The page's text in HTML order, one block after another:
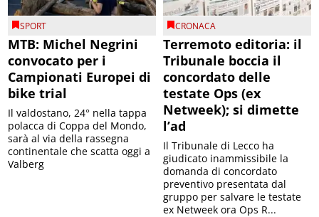
SPORT
MTB: Michel Negrini
convocato per i
Campionati Europei di
bike trial
Il valdostano, 24° nella tappa
polacca di Coppa del Mondo,
sarà al via della rassegna
continentale che scatta oggi a
Valberg
CRONACA
Terremoto editoria: il
Tribunale boccia il
concordato delle
testate Ops (ex
Netweek); si dimette
l’ad
Il Tribunale di Lecco ha
giudicato inammissibile la
domanda di concordato
preventivo presentata dal
gruppo per salvare le testate
ex Netweek ora Ops R...